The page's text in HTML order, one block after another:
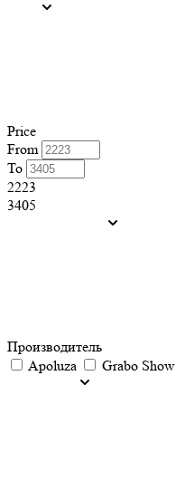
Price
From
To
2223
3405
Производитель
Apoluza
Grabo Show